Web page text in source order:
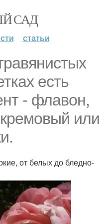
САД
статьи
есть
- флавон,
или
от белых до бледно-